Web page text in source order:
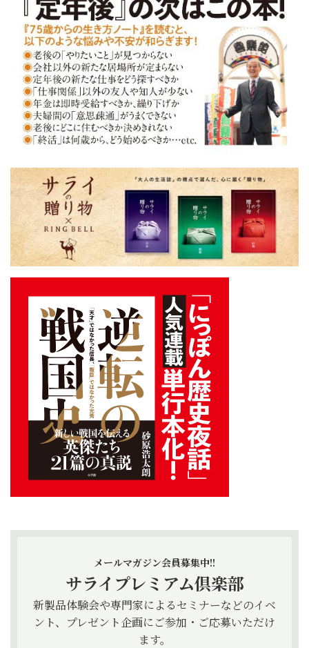
メールマガジン会員募集中!!
サライプレミアム倶楽部
新製品体験会や専門家によるセミナーなどのイベ
ント、プレゼント企画にご参加・ご応募いただけ
ます。